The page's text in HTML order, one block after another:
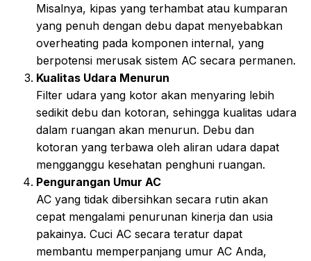
Misalnya, kipas yang terhambat atau kumparan
yang penuh dengan debu dapat menyebabkan
overheating pada komponen internal, yang
berpotensi merusak sistem AC secara permanen.
Kualitas Udara Menurun
Filter udara yang kotor akan menyaring lebih
sedikit debu dan kotoran, sehingga kualitas udara
dalam ruangan akan menurun. Debu dan
kotoran yang terbawa oleh aliran udara dapat
mengganggu kesehatan penghuni ruangan.
Pengurangan Umur AC
AC yang tidak dibersihkan secara rutin akan
cepat mengalami penurunan kinerja dan usia
pakainya. Cuci AC secara teratur dapat
membantu memperpanjang umur AC Anda,